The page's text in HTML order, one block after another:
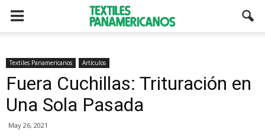
Textiles Panamericanos Artículos
Fuera Cuchillas: Trituración en
Una Sola Pasada
May 26, 2021